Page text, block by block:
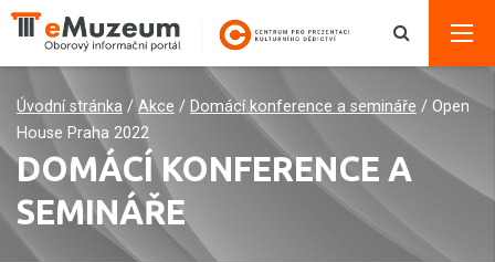
Úvodní stránka / Akce / Domácí konference a semináře / Open
House Praha 2022
DOMÁCÍ KONFERENCE A
SEMINÁŘE